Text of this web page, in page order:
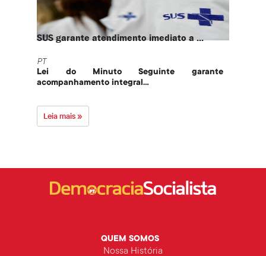
SUS garante atendimento imediato a ...
PT
Lei do Minuto Seguinte garante
acompanhamento integral...
Leia mais »
QUEM SOMOS
Nossa História